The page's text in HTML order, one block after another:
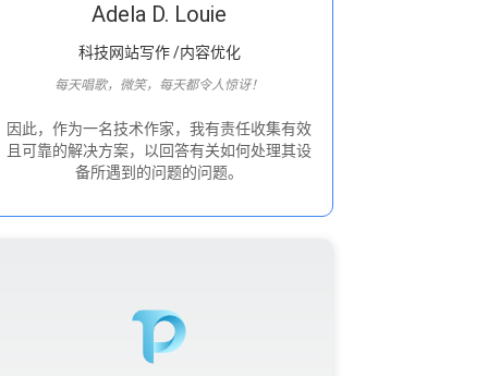
Adela D. Louie
科技网站写作 /内容优化
每天唱歌，微笑，每天都令人惊讶！
因此，作为一名技术作家，我有责任收集有效
且可靠的解决方案，以回答有关如何处理其设
备所遇到的问题的问题。